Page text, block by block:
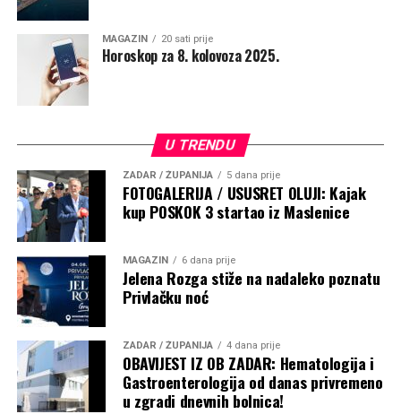
MAGAZIN 20 sati prije
Horoskop za 8. kolovoza 2025.
U TRENDU
ZADAR / ŽUPANIJA 5 dana prije
FOTOGALERIJA / USUSRET OLUJI: Kajak
kup POSKOK 3 startao iz Maslenice
MAGAZIN 6 dana prije
Jelena Rozga stiže na nadaleko poznatu
Privlačku noć
ZADAR / ŽUPANIJA 4 dana prije
OBAVIJEST IZ OB ZADAR: Hematologija i
Gastroenterologija od danas privremeno
u zgradi dnevnih bolnica!